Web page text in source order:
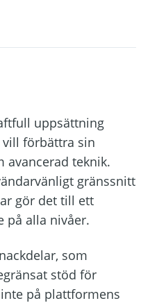
uppsättning
förbättra sin
avancerad teknik.
gränssnitt
gör det till ett
på alla nivåer.
som
stöd för
på plattformens